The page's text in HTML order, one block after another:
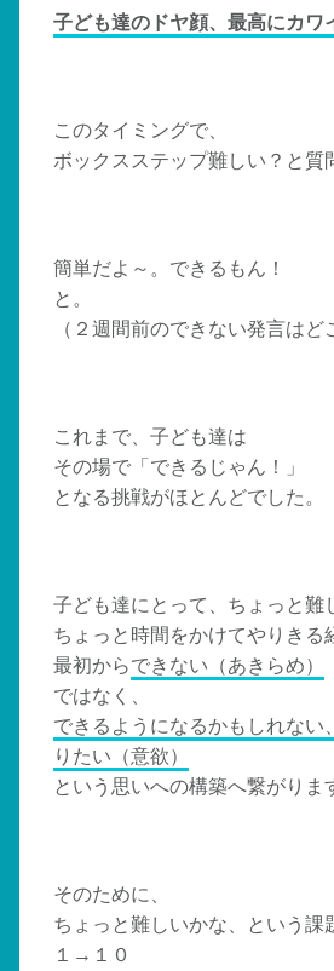
子ども達のドヤ顔、最高にカワ
このタイミングで、
ボックスステップ難しい？と質
簡単だよ～。できるもん！
と。
（２週間前のできない発言はど
これまで、子ども達は
その場で「できるじゃん！」
となる挑戦がほとんどでした。
子ども達にとって、ちょっと難
ちょっと時間をかけてやりきる
最初からできない（あきらめ）
ではなく、
できるようになるかもしれない
りたい（意欲）
という思いへの構築へ繋がりま
そのために、
ちょっと難しいかな、という課
１→１０